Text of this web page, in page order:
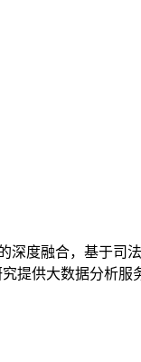
深度融合，基于司
提供大数据分析服